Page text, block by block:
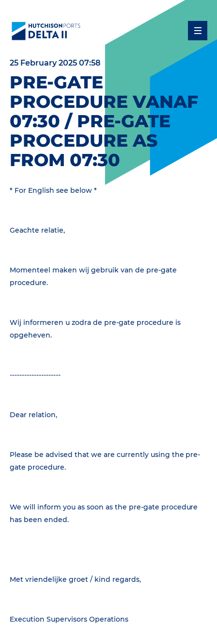
25 February 2025 07:58
PRE-GATE
PROCEDURE VANAF
07:30 / PRE-GATE
PROCEDURE AS
FROM 07:30
* For English see below *
Geachte relatie,
Momenteel maken wij gebruik van de pre-gate
procedure.
Wij informeren u zodra de pre-gate procedure is
opgeheven.
---------------------
Dear relation,
Please be advised that we are currently using the pre-
gate procedure.
We will inform you as soon as the pre-gate procedure
has been ended.
Met vriendelijke groet / kind regards,
Execution Supervisors Operations